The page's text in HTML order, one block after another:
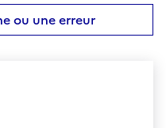
ou une erreur